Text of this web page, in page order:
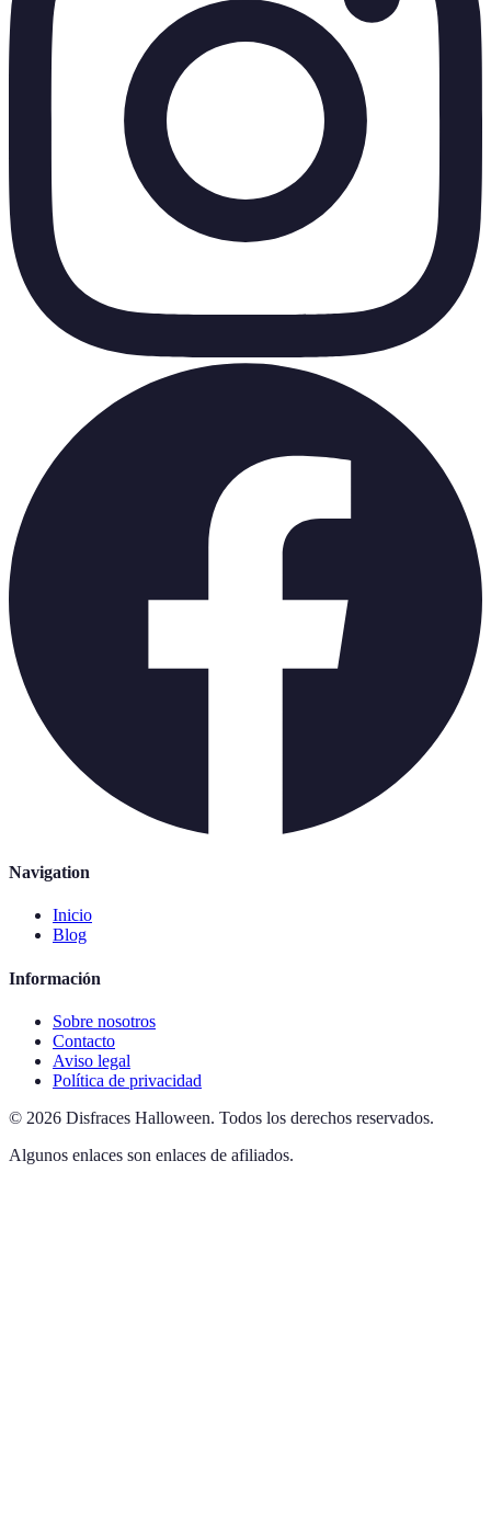
Navigation
Inicio
Blog
Información
Sobre nosotros
Contacto
Aviso legal
Política de privacidad
© 2026 Disfraces Halloween. Todos los derechos reservados.
Algunos enlaces son enlaces de afiliados.